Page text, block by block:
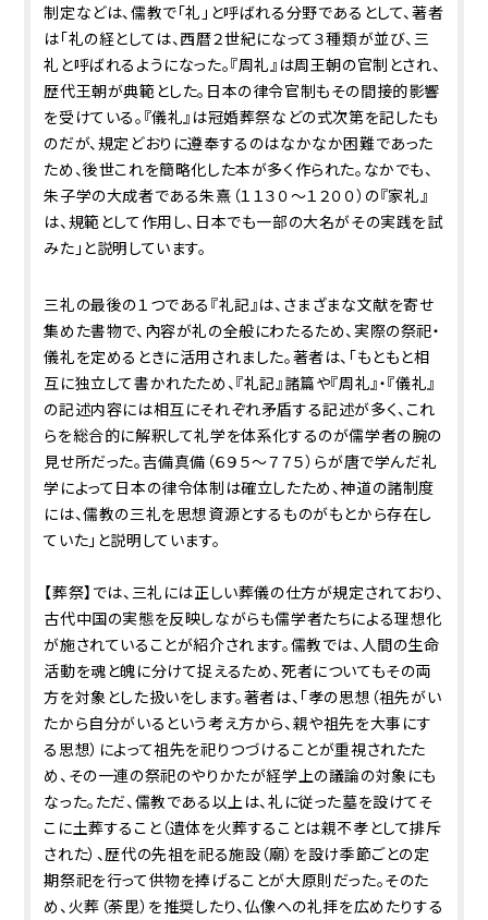
制定などは、儒教で「礼」と呼ばれる分野であるとして、著者
は「礼の経としては、西暦２世紀になって３種類が並び、三
礼と呼ばれるようになった。『周礼』は周王朝の官制とされ、
歴代王朝が典範とした。日本の律令官制もその間接的影響
を受けている。『儀礼』は冠婚葬祭などの式次第を記したも
のだが、規定どおりに遵奉するのはなかなか困難であった
ため、後世これを簡略化した本が多く作られた。なかでも、
朱子学の大成者である朱熹（１１３０～１２００）の『家礼』
は、規範として作用し、日本でも一部の大名がその実践を試
みた」と説明しています。
三礼の最後の１つである『礼記』は、さまざまな文献を寄せ
集めた書物で、內容が礼の全般にわたるため、実際の祭祀・
儀礼を定めるときに活用されました。著者は、「もともと相
互に独立して書かれたため、『礼記』諸篇や『周礼』・『儀礼』
の記述内容には相互にそれぞれ矛盾する記述が多く、これ
らを総合的に解釈して礼学を体系化するのが儒学者の腕の
見せ所だった。吉備真備（６９５～７７５）らが唐で学んだ礼
学によって日本の律令体制は確立したため、神道の諸制度
には、儒教の三礼を思想資源とするものがもとから存在し
ていた」と説明しています。
【葬祭】では、三礼には正しい葬儀の仕方が規定されており、
古代中国の実態を反映しながらも儒学者たちによる理想化
が施されていることが紹介されます。儒教では、人間の生命
活動を魂と魄に分けて捉えるため、死者についてもその両
方を対象とした扱いをします。著者は、「孝の思想（祖先がい
たから自分がいるという考え方から、親や祖先を大事にす
る思想）によって祖先を祀りつづけることが重視されたた
め、その一連の祭祀のやりかたが経学上の議論の対象にも
なった。ただ、儒教である以上は、礼に従った墓を設けてそ
こに土葬すること（遺体を火葬することは親不孝として排斥
された）、歴代の先祖を祀る施設（廟）を設け季節ごとの定
期祭祀を行って供物を捧げることが大原則だった。そのた
め、火葬（荼毘）を推奨したり、仏像への礼拝を広めたりする